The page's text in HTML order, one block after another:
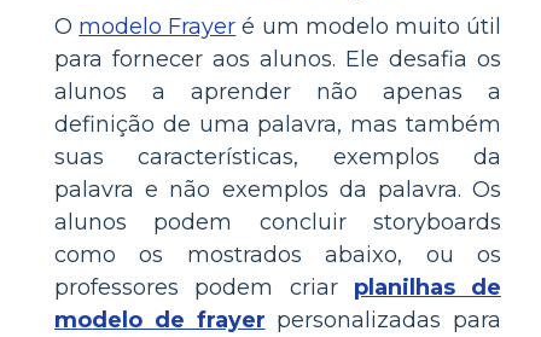
O modelo Frayer é um modelo muito útil
para fornecer aos alunos. Ele desafia os
alunos a aprender não apenas a
definição de uma palavra, mas também
suas características, exemplos da
palavra e não exemplos da palavra. Os
alunos podem concluir storyboards
como os mostrados abaixo, ou os
professores podem criar planilhas de
modelo de frayer personalizadas para